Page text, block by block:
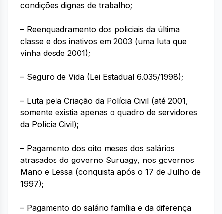
condições dignas de trabalho;
– Reenquadramento dos policiais da última
classe e dos inativos em 2003 (uma luta que
vinha desde 2001);
– Seguro de Vida (Lei Estadual 6.035/1998);
– Luta pela Criação da Polícia Civil (até 2001,
somente existia apenas o quadro de servidores
da Polícia Civil);
– Pagamento dos oito meses dos salários
atrasados do governo Suruagy, nos governos
Mano e Lessa (conquista após o 17 de Julho de
1997);
– Pagamento do salário família e da diferença